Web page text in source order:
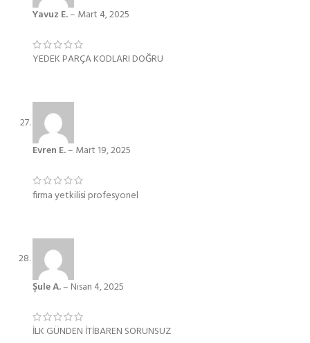
Yavuz E.– Mart 4, 2025
YEDEK PARÇA KODLARI DOĞRU
Evren E.– Mart 19, 2025
firma yetkilisi profesyonel
Şule A.– Nisan 4, 2025
İLK GÜNDEN İTİBAREN SORUNSUZ